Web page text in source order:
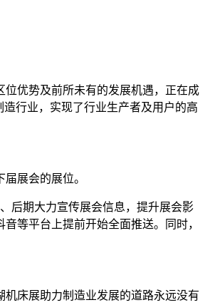
优势及前所未有的发展机遇，正在成
行业，实现了行业生产者及用户的高
展会的展位。
后期大力宣传展会信息，提升展会影
等平台上提前开始全面推送。同时，
床展助力制造业发展的道路永远没有